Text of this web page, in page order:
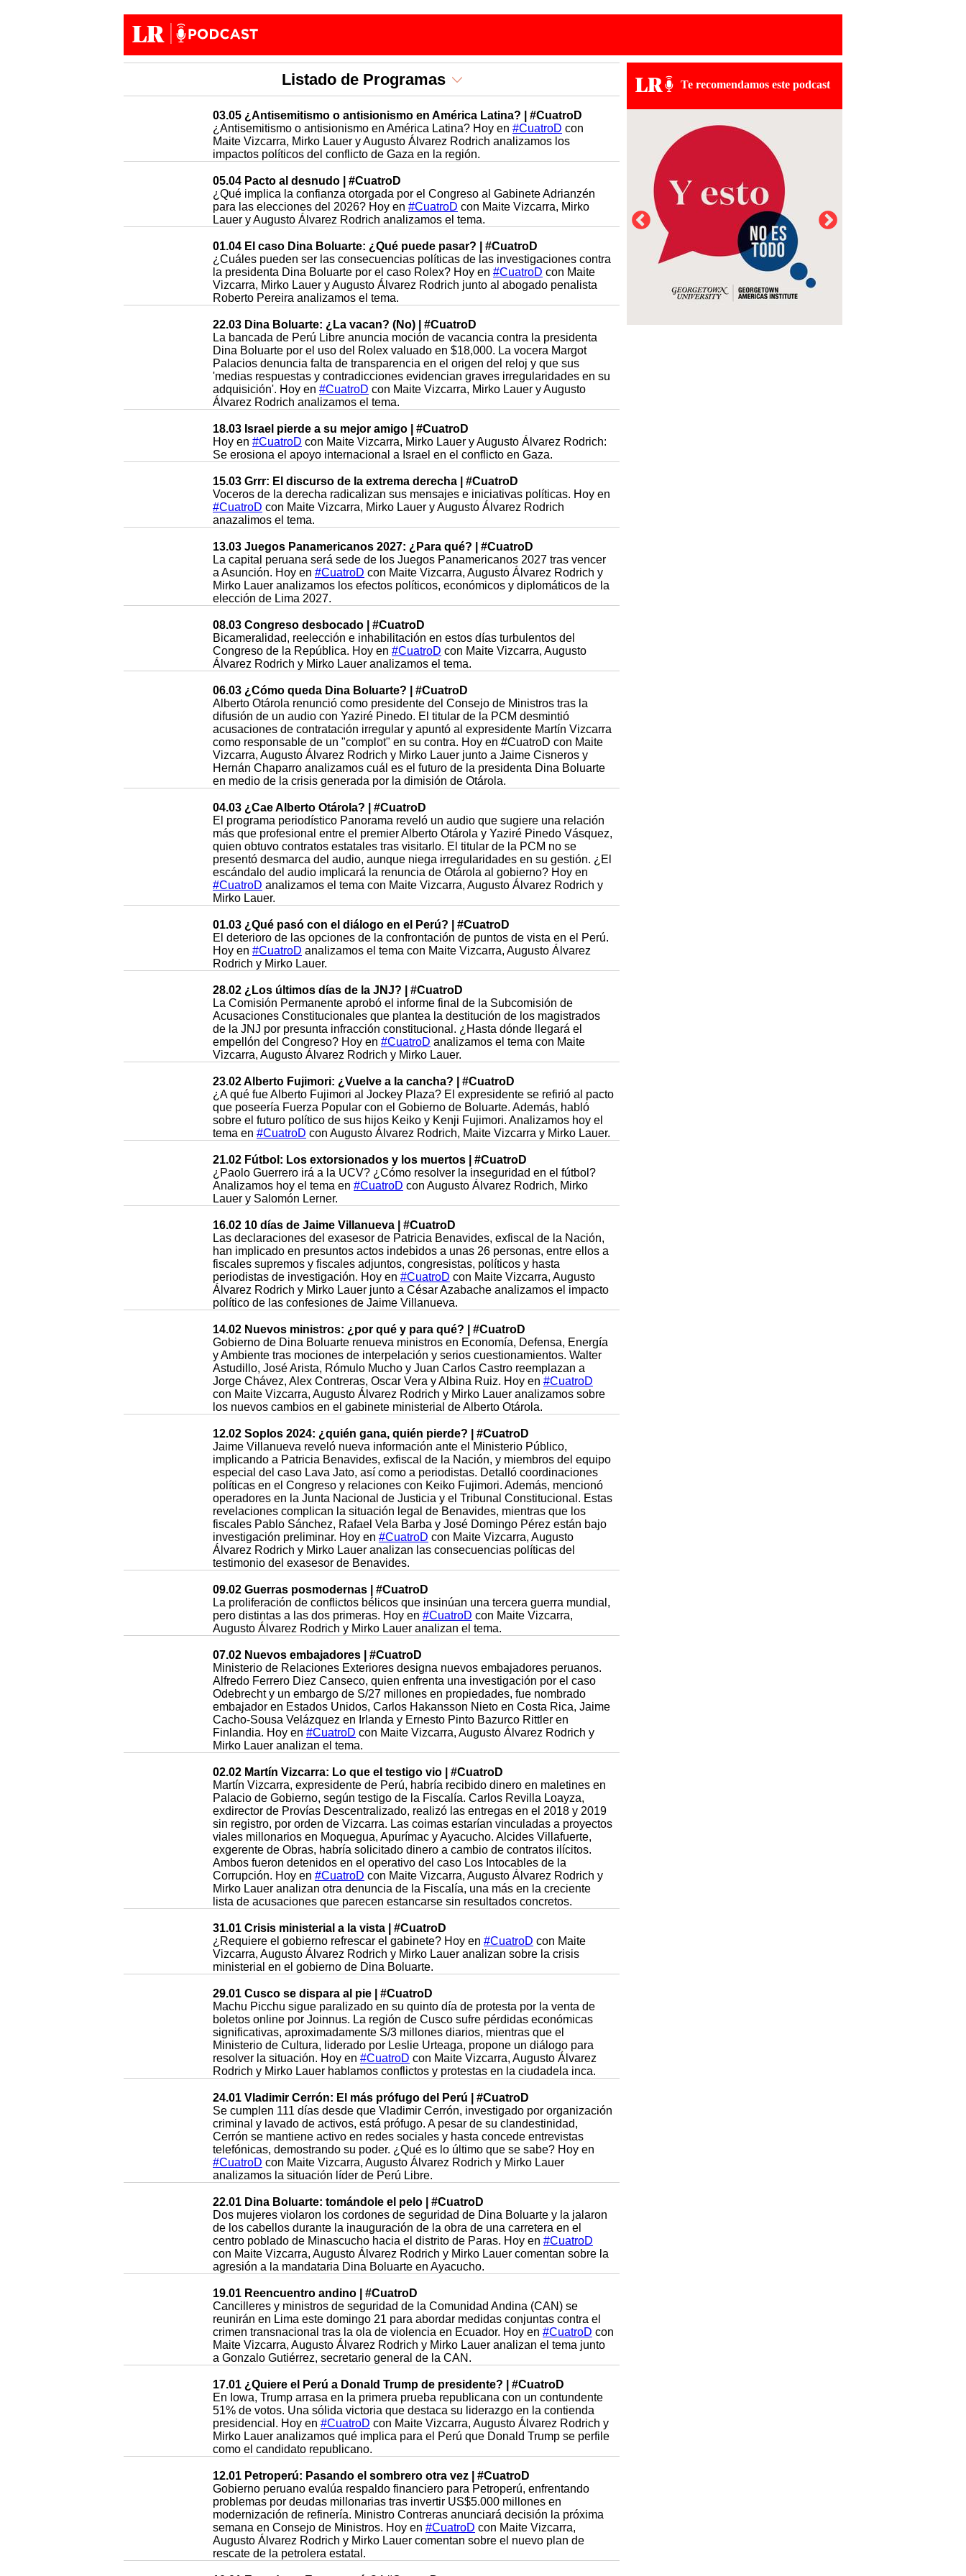
Listado de Programas
03.05 ¿Antisemitismo o antisionismo en América Latina? | #CuatroD
¿Antisemitismo o antisionismo en América Latina? Hoy en #CuatroD con
Maite Vizcarra, Mirko Lauer y Augusto Álvarez Rodrich analizamos los
impactos políticos del conflicto de Gaza en la región.
05.04 Pacto al desnudo | #CuatroD
¿Qué implica la confianza otorgada por el Congreso al Gabinete Adrianzén
para las elecciones del 2026? Hoy en #CuatroD con Maite Vizcarra, Mirko
Lauer y Augusto Álvarez Rodrich analizamos el tema.
01.04 El caso Dina Boluarte: ¿Qué puede pasar? | #CuatroD
¿Cuáles pueden ser las consecuencias políticas de las investigaciones contra
la presidenta Dina Boluarte por el caso Rolex? Hoy en #CuatroD con Maite
Vizcarra, Mirko Lauer y Augusto Álvarez Rodrich junto al abogado penalista
Roberto Pereira analizamos el tema.
22.03 Dina Boluarte: ¿La vacan? (No) | #CuatroD
La bancada de Perú Libre anuncia moción de vacancia contra la presidenta
Dina Boluarte por el uso del Rolex valuado en $18,000. La vocera Margot
Palacios denuncia falta de transparencia en el origen del reloj y que sus
'medias respuestas y contradicciones evidencian graves irregularidades en su
adquisición'. Hoy en #CuatroD con Maite Vizcarra, Mirko Lauer y Augusto
Álvarez Rodrich analizamos el tema.
18.03 Israel pierde a su mejor amigo | #CuatroD
Hoy en #CuatroD con Maite Vizcarra, Mirko Lauer y Augusto Álvarez Rodrich:
Se erosiona el apoyo internacional a Israel en el conflicto en Gaza.
15.03 Grrr: El discurso de la extrema derecha | #CuatroD
Voceros de la derecha radicalizan sus mensajes e iniciativas políticas. Hoy en
#CuatroD con Maite Vizcarra, Mirko Lauer y Augusto Álvarez Rodrich
anazalimos el tema.
13.03 Juegos Panamericanos 2027: ¿Para qué? | #CuatroD
La capital peruana será sede de los Juegos Panamericanos 2027 tras vencer
a Asunción. Hoy en #CuatroD con Maite Vizcarra, Augusto Álvarez Rodrich y
Mirko Lauer analizamos los efectos políticos, económicos y diplomáticos de la
elección de Lima 2027.
08.03 Congreso desbocado | #CuatroD
Bicameralidad, reelección e inhabilitación en estos días turbulentos del
Congreso de la República. Hoy en #CuatroD con Maite Vizcarra, Augusto
Álvarez Rodrich y Mirko Lauer analizamos el tema.
06.03 ¿Cómo queda Dina Boluarte? | #CuatroD
Alberto Otárola renunció como presidente del Consejo de Ministros tras la
difusión de un audio con Yaziré Pinedo. El titular de la PCM desmintió
acusaciones de contratación irregular y apuntó al expresidente Martín Vizcarra
como responsable de un "complot" en su contra. Hoy en #CuatroD con Maite
Vizcarra, Augusto Álvarez Rodrich y Mirko Lauer junto a Jaime Cisneros y
Hernán Chaparro analizamos cuál es el futuro de la presidenta Dina Boluarte
en medio de la crisis generada por la dimisión de Otárola.
04.03 ¿Cae Alberto Otárola? | #CuatroD
El programa periodístico Panorama reveló un audio que sugiere una relación
más que profesional entre el premier Alberto Otárola y Yaziré Pinedo Vásquez,
quien obtuvo contratos estatales tras visitarlo. El titular de la PCM no se
presentó desmarca del audio, aunque niega irregularidades en su gestión. ¿El
escándalo del audio implicará la renuncia de Otárola al gobierno? Hoy en
#CuatroD analizamos el tema con Maite Vizcarra, Augusto Álvarez Rodrich y
Mirko Lauer.
01.03 ¿Qué pasó con el diálogo en el Perú? | #CuatroD
El deterioro de las opciones de la confrontación de puntos de vista en el Perú.
Hoy en #CuatroD analizamos el tema con Maite Vizcarra, Augusto Álvarez
Rodrich y Mirko Lauer.
28.02 ¿Los últimos días de la JNJ? | #CuatroD
La Comisión Permanente aprobó el informe final de la Subcomisión de
Acusaciones Constitucionales que plantea la destitución de los magistrados
de la JNJ por presunta infracción constitucional. ¿Hasta dónde llegará el
empellón del Congreso? Hoy en #CuatroD analizamos el tema con Maite
Vizcarra, Augusto Álvarez Rodrich y Mirko Lauer.
23.02 Alberto Fujimori: ¿Vuelve a la cancha? | #CuatroD
¿A qué fue Alberto Fujimori al Jockey Plaza? El expresidente se refirió al pacto
que poseería Fuerza Popular con el Gobierno de Boluarte. Además, habló
sobre el futuro político de sus hijos Keiko y Kenji Fujimori. Analizamos hoy el
tema en #CuatroD con Augusto Álvarez Rodrich, Maite Vizcarra y Mirko Lauer.
21.02 Fútbol: Los extorsionados y los muertos | #CuatroD
¿Paolo Guerrero irá a la UCV? ¿Cómo resolver la inseguridad en el fútbol?
Analizamos hoy el tema en #CuatroD con Augusto Álvarez Rodrich, Mirko
Lauer y Salomón Lerner.
16.02 10 días de Jaime Villanueva | #CuatroD
Las declaraciones del exasesor de Patricia Benavides, exfiscal de la Nación,
han implicado en presuntos actos indebidos a unas 26 personas, entre ellos a
fiscales supremos y fiscales adjuntos, congresistas, políticos y hasta
periodistas de investigación. Hoy en #CuatroD con Maite Vizcarra, Augusto
Álvarez Rodrich y Mirko Lauer junto a César Azabache analizamos el impacto
político de las confesiones de Jaime Villanueva.
14.02 Nuevos ministros: ¿por qué y para qué? | #CuatroD
Gobierno de Dina Boluarte renueva ministros en Economía, Defensa, Energía
y Ambiente tras mociones de interpelación y serios cuestionamientos. Walter
Astudillo, José Arista, Rómulo Mucho y Juan Carlos Castro reemplazan a
Jorge Chávez, Alex Contreras, Oscar Vera y Albina Ruiz. Hoy en #CuatroD
con Maite Vizcarra, Augusto Álvarez Rodrich y Mirko Lauer analizamos sobre
los nuevos cambios en el gabinete ministerial de Alberto Otárola.
12.02 Soplos 2024: ¿quién gana, quién pierde? | #CuatroD
Jaime Villanueva reveló nueva información ante el Ministerio Público,
implicando a Patricia Benavides, exfiscal de la Nación, y miembros del equipo
especial del caso Lava Jato, así como a periodistas. Detalló coordinaciones
políticas en el Congreso y relaciones con Keiko Fujimori. Además, mencionó
operadores en la Junta Nacional de Justicia y el Tribunal Constitucional. Estas
revelaciones complican la situación legal de Benavides, mientras que los
fiscales Pablo Sánchez, Rafael Vela Barba y José Domingo Pérez están bajo
investigación preliminar. Hoy en #CuatroD con Maite Vizcarra, Augusto
Álvarez Rodrich y Mirko Lauer analizan las consecuencias políticas del
testimonio del exasesor de Benavides.
09.02 Guerras posmodernas | #CuatroD
La proliferación de conflictos bélicos que insinúan una tercera guerra mundial,
pero distintas a las dos primeras. Hoy en #CuatroD con Maite Vizcarra,
Augusto Álvarez Rodrich y Mirko Lauer analizan el tema.
07.02 Nuevos embajadores | #CuatroD
Ministerio de Relaciones Exteriores designa nuevos embajadores peruanos.
Alfredo Ferrero Diez Canseco, quien enfrenta una investigación por el caso
Odebrecht y un embargo de S/27 millones en propiedades, fue nombrado
embajador en Estados Unidos, Carlos Hakansson Nieto en Costa Rica, Jaime
Cacho-Sousa Velázquez en Irlanda y Ernesto Pinto Bazurco Rittler en
Finlandia. Hoy en #CuatroD con Maite Vizcarra, Augusto Álvarez Rodrich y
Mirko Lauer analizan el tema.
02.02 Martín Vizcarra: Lo que el testigo vio | #CuatroD
Martín Vizcarra, expresidente de Perú, habría recibido dinero en maletines en
Palacio de Gobierno, según testigo de la Fiscalía. Carlos Revilla Loayza,
exdirector de Provías Descentralizado, realizó las entregas en el 2018 y 2019
sin registro, por orden de Vizcarra. Las coimas estarían vinculadas a proyectos
viales millonarios en Moquegua, Apurímac y Ayacucho. Alcides Villafuerte,
exgerente de Obras, habría solicitado dinero a cambio de contratos ilícitos.
Ambos fueron detenidos en el operativo del caso Los Intocables de la
Corrupción. Hoy en #CuatroD con Maite Vizcarra, Augusto Álvarez Rodrich y
Mirko Lauer analizan otra denuncia de la Fiscalía, una más en la creciente
lista de acusaciones que parecen estancarse sin resultados concretos.
31.01 Crisis ministerial a la vista | #CuatroD
¿Requiere el gobierno refrescar el gabinete? Hoy en #CuatroD con Maite
Vizcarra, Augusto Álvarez Rodrich y Mirko Lauer analizan sobre la crisis
ministerial en el gobierno de Dina Boluarte.
29.01 Cusco se dispara al pie | #CuatroD
Machu Picchu sigue paralizado en su quinto día de protesta por la venta de
boletos online por Joinnus. La región de Cusco sufre pérdidas económicas
significativas, aproximadamente S/3 millones diarios, mientras que el
Ministerio de Cultura, liderado por Leslie Urteaga, propone un diálogo para
resolver la situación. Hoy en #CuatroD con Maite Vizcarra, Augusto Álvarez
Rodrich y Mirko Lauer hablamos conflictos y protestas en la ciudadela inca.
24.01 Vladimir Cerrón: El más prófugo del Perú | #CuatroD
Se cumplen 111 días desde que Vladimir Cerrón, investigado por organización
criminal y lavado de activos, está prófugo. A pesar de su clandestinidad,
Cerrón se mantiene activo en redes sociales y hasta concede entrevistas
telefónicas, demostrando su poder. ¿Qué es lo último que se sabe? Hoy en
#CuatroD con Maite Vizcarra, Augusto Álvarez Rodrich y Mirko Lauer
analizamos la situación líder de Perú Libre.
22.01 Dina Boluarte: tomándole el pelo | #CuatroD
Dos mujeres violaron los cordones de seguridad de Dina Boluarte y la jalaron
de los cabellos durante la inauguración de la obra de una carretera en el
centro poblado de Minascucho hacia el distrito de Paras. Hoy en #CuatroD
con Maite Vizcarra, Augusto Álvarez Rodrich y Mirko Lauer comentan sobre la
agresión a la mandataria Dina Boluarte en Ayacucho.
19.01 Reencuentro andino | #CuatroD
Cancilleres y ministros de seguridad de la Comunidad Andina (CAN) se
reunirán en Lima este domingo 21 para abordar medidas conjuntas contra el
crimen transnacional tras la ola de violencia en Ecuador. Hoy en #CuatroD con
Maite Vizcarra, Augusto Álvarez Rodrich y Mirko Lauer analizan el tema junto
a Gonzalo Gutiérrez, secretario general de la CAN.
17.01 ¿Quiere el Perú a Donald Trump de presidente? | #CuatroD
En Iowa, Trump arrasa en la primera prueba republicana con un contundente
51% de votos. Una sólida victoria que destaca su liderazgo en la contienda
presidencial. Hoy en #CuatroD con Maite Vizcarra, Augusto Álvarez Rodrich y
Mirko Lauer analizamos qué implica para el Perú que Donald Trump se perfile
como el candidato republicano.
12.01 Petroperú: Pasando el sombrero otra vez | #CuatroD
Gobierno peruano evalúa respaldo financiero para Petroperú, enfrentando
problemas por deudas millonarias tras invertir US$5.000 millones en
modernización de refinería. Ministro Contreras anunciará decisión la próxima
semana en Consejo de Ministros. Hoy en #CuatroD con Maite Vizcarra,
Augusto Álvarez Rodrich y Mirko Lauer comentan sobre el nuevo plan de
rescate de la petrolera estatal.
Te recomendamos este podcast